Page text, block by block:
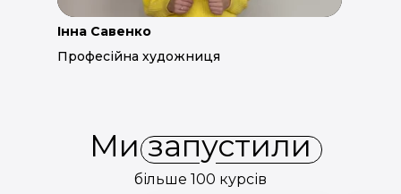
Інна Савенко
Професійна художниця
Ми запустили
більше 100 курсів